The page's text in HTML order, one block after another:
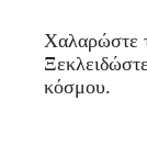
Χαλαρώστε
κόσμου.